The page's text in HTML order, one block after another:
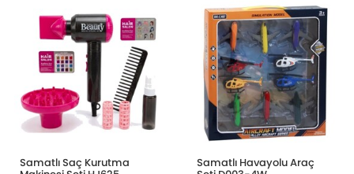
Samatlı Saç Kurutma Samatlı Havayolu Araç